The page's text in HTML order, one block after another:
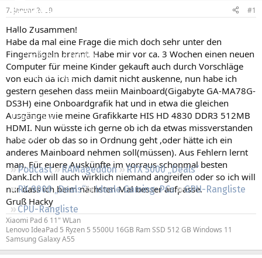
Forum
Aktuelles
Empfohlene Inhalte
Neue Beiträge
Neueste Aktivitäten
Leserartikel
Regeln
Podcast RAMageddon
RTX 5000 „Deals“
RX 9000 „Deals“
Ideale Gaming-PCs
GPU-Rangliste
CPU-Rangliste
e
r
l
t
a
m
7. Januar 2009 #1
Hallo Zusammen!
Habe da mal eine Frage die mich doch sehr unter den
Fingernägeln brennt. Habe mir vor ca. 3 Wochen einen neuen
Computer für meine Kinder gekauft auch durch Vorschläge
von euch da ich mich damit nicht auskenne, nun habe ich
gestern gesehen dass meiin Mainboard(Gigabyte GA-MA78G-
DS3H) eine Onboardgrafik hat und in etwa die gleichen
Ausgänge wie meine Grafikkarte HIS HD 4830 DDR3 512MB
HDMI. Nun wüsste ich gerne ob ich da etwas missverstanden
habe oder ob das so in Ordnung geht ,oder hätte ich ein
anderes Mainboard nehmen soll(müssen). Aus Fehlern lernt
man. Für euere Auskünfte im vorraus schonmal besten
Dank.Ich will auch wirklich niemand angreifen oder so ich will
nur dass ich beim nächsten Mal besser aufpasse.
Gruß Hacky
Xiaomi Pad 6 11" WLan
Lenovo IdeaPad 5 Ryzen 5 5500U 16GB Ram SSD 512 GB Windows 11
Samsung Galaxy A55